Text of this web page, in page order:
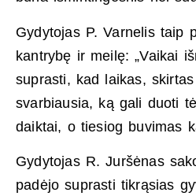
Gydytojas P. Varnelis taip
kantrybę ir meilę: „Vaikai
suprasti, kad laikas,
svarbiausia, ką gali duoti
daiktai, o tiesiog buvimas
Gydytojas R. Juršėnas
padėjo suprasti tikrąsias